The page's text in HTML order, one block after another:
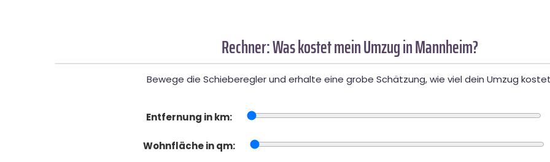
Rechner: Was kostet mein Umzug in Mannheim?
Bewege die Schieberegler und erhalte eine grobe Schätzung, wie viel dein Umzug
Entfernung in km:
Wohnfläche in qm: